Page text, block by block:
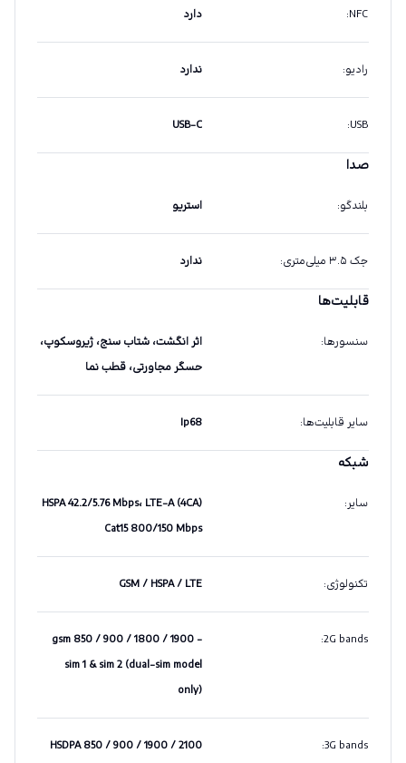
NFC
: دارد
رادیو: ندارد
USB
:
USB-C
صدا
بلندگو: استریو
جک ۳.۵ میلی‌متری : ندارد
قابلیت‌ها
سنسورها:
اثر انگشت، شتاب سنج، ژیروسکوپ،
حسگر مجاورتی، قطب نما
سایر قابلیت‌ها:
Ip68
شبکه
سایر:
HSPA 42.2/5.76 Mbps، LTE-A (4CA)
Cat15 800/150 Mbps
تکنولوژی:
GSM / HSPA / LTE
2G bands
:
gsm 850 / 900 / 1800 / 1900 -
sim 1 & sim 2 (dual-sim model
only)
3G bands
:
HSDPA 850 / 900 / 1900 / 2100